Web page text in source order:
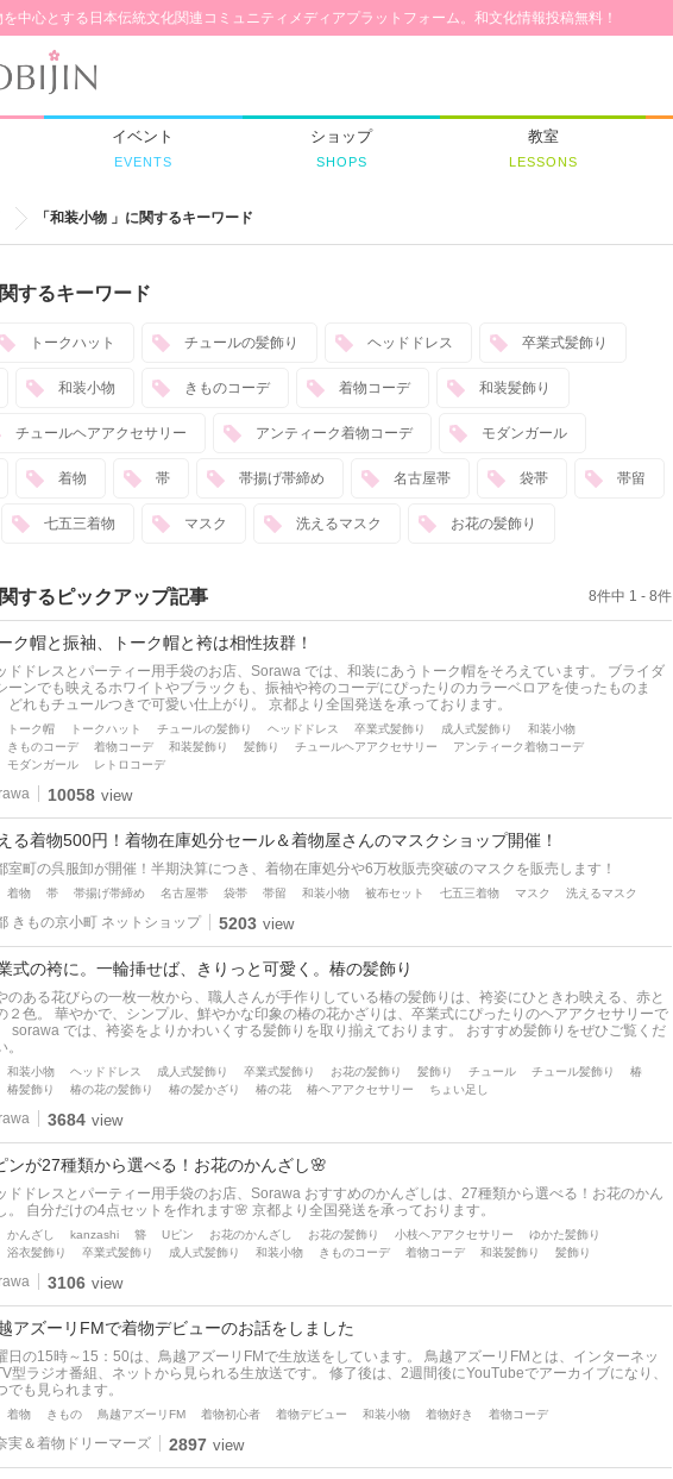
中心とする日本伝統文化関連コミュニティメディアプラットフォーム。和文化情報投稿無料！
イベント
EVENTS
ショップ
SHOPS
教室
LESSONS
「和装小物 」に関するキーワード
するキーワード
トークハット チュールの髪飾り ヘッドドレス 卒業式髪飾り
和装小物 きものコーデ 着物コーデ 和装髪飾り
チュールヘアアクセサリー アンティーク着物コーデ モダンガール
着物 帯 帯揚げ帯締め 名古屋帯 袋帯 帯留
七五三着物 マスク 洗えるマスク お花の髪飾り
するピックアップ記事 8件中 1 - 8件
ク帽と振袖、トーク帽と袴は相性抜群！
ドドレスとパーティー用手袋のお店、Sorawa では、和装にあうトーク帽をそろえています。 ブライダ
ーンでも映えるホワイトやブラックも、振袖や袴のコーデにぴったりのカラーベロアを使ったものま
どれもチュールつきで可愛い仕上がり。 京都より全国発送を承っております。
トーク帽 トークハット チュールの髪飾り ヘッドドレス 卒業式髪飾り 成人式髪飾り
和装小物
きものコーデ
着物コーデ 和装髪飾り 髪飾り チュールヘアアクセサリー
アンティーク着物コーデ
モダンガール
レトロコーデ
10058 view
る着物500円！着物在庫処分セール＆着物屋さんのマスクショップ開催！
室町の呉服卸が開催！半期決算につき、着物在庫処分や6万枚販売突破のマスクを販売します！
着物 帯 帯揚げ帯締め 名古屋帯 袋帯 帯留 和装小物 被布セット 七五三着物 マスク 洗えるマスク
きもの京小町 ネットショップ 5203 view
式の袴に。一輪挿せば、きりっと可愛く。椿の髪飾り
のある花びらの一枚一枚から、職人さんが手作りしている椿の髪飾りは、袴姿にひときわ映える、赤と
２色。 華やかで、シンプル、鮮やかな印象の椿の花かざりは、卒業式にぴったりのヘアアクセサリーで
sorawa では、袴姿をよりかわいくする髪飾りを取り揃えております。 おすすめ髪飾りをぜひご覧くだ
。
和装小物 ヘッドドレス 成人式髪飾り 卒業式髪飾り お花の髪飾り 髪飾り チュール チュール髪飾り
椿
椿髪飾り
椿の花の髪飾り 椿の髪かざり 椿の花 椿ヘアアクセサリー ちょい足し
3684 view
ンが27種類から選べる！お花のかんざし🌸
ドドレスとパーティー用手袋のお店、Sorawa おすすめのかんざしは、27種類から選べる！お花のかん
。 自分だけの4点セットを作れます🌸 京都より全国発送を承っております。
かんざし kanzashi 簪 Uピン お花のかんざし お花の髪飾り 小枝ヘアアクセサリー
ゆかた髪飾り
浴衣髪飾り
卒業式髪飾り 成人式髪飾り 和装小物 きものコーデ 着物コーデ 和装髪飾り 髪飾り
3106 view
アズーリFMで着物デビューのお話をしました
日の15時～15：50は、鳥越アズーリFMで生放送をしています。 鳥越アズーリFMとは、インターネッ
型ラジオ番組、ネットから見られる生放送です。 修了後は、2週間後にYouTubeでアーカイブになり、
でも見られます。
着物 きもの 鳥越アズーリFM 着物初心者 着物デビュー 和装小物 着物好き 着物コーデ
実＆着物ドリーマーズ 2897 view